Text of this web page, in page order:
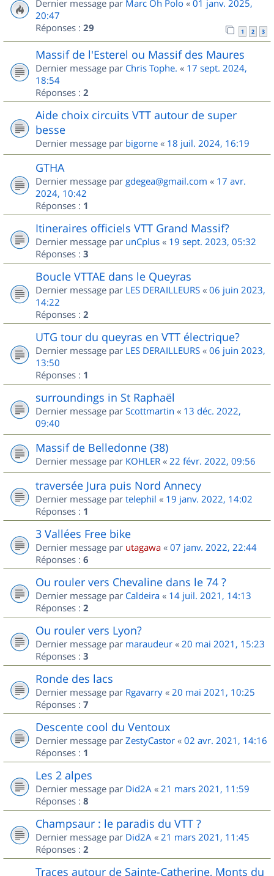
Dernier message par Marc Oh Polo « 01 janv. 2025,
20:47
Réponses : 29 1 2 3
Massif de l'Esterel ou Massif des Maures
Dernier message par Chris Tophe. « 17 sept. 2024,
18:54
Réponses : 2
Aide choix circuits VTT autour de super
besse
Dernier message par bigorne « 18 juil. 2024, 16:19
GTHA
Dernier message par gdegea@gmail.com « 17 avr.
2024, 10:42
Réponses : 1
Itineraires officiels VTT Grand Massif?
Dernier message par unCplus « 19 sept. 2023, 05:32
Réponses : 3
Boucle VTTAE dans le Queyras
Dernier message par LES DERAILLEURS « 06 juin 2023,
14:22
Réponses : 2
UTG tour du queyras en VTT électrique?
Dernier message par LES DERAILLEURS « 06 juin 2023,
13:50
Réponses : 1
surroundings in St Raphaël
Dernier message par Scottmartin « 13 déc. 2022,
09:40
Massif de Belledonne (38)
Dernier message par KOHLER « 22 févr. 2022, 09:56
traversée Jura puis Nord Annecy
Dernier message par telephil « 19 janv. 2022, 14:02
Réponses : 1
3 Vallées Free bike
Dernier message par utagawa « 07 janv. 2022, 22:44
Réponses : 6
Ou rouler vers Chevaline dans le 74 ?
Dernier message par Caldeira « 14 juil. 2021, 14:13
Réponses : 2
Ou rouler vers Lyon?
Dernier message par maraudeur « 20 mai 2021, 15:23
Réponses : 3
Ronde des lacs
Dernier message par Rgavarry « 20 mai 2021, 10:25
Réponses : 7
Descente cool du Ventoux
Dernier message par ZestyCastor « 02 avr. 2021, 14:16
Réponses : 1
Les 2 alpes
Dernier message par Did2A « 21 mars 2021, 11:59
Réponses : 8
Champsaur : le paradis du VTT ?
Dernier message par Did2A « 21 mars 2021, 11:45
Réponses : 2
Traces autour de Sainte-Catherine, Monts du